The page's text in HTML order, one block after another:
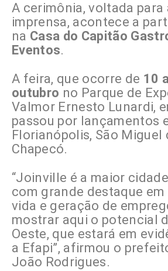
A cerimônia, voltada para
imprensa, acontece a
na Casa do Capitão
Eventos.
A feira, que ocorre de 10
outubro no Parque de
Valmor Ernesto Lunardi,
passou por lançamentos
Florianópolis, São Miguel
Chapecó.
“Joinville é a maior
com grande destaque
vida e geração de
mostrar aqui o potencial
Oeste, que estará em
a Efapi”, afirmou o
João Rodrigues.